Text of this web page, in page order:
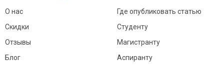
О нас
Скидки
Отзывы
Блог
Где опубликовать статью
Студенту
Магистранту
Аспиранту